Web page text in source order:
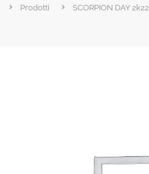
Prodotti SCORPION DAY 2k22